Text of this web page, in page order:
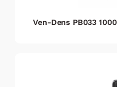
Ven-Dens PB033